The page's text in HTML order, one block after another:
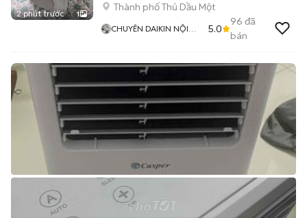
2 phút trước 1
Thành phố Thủ Dầu Một
CHUYÊN DAIKIN NỘI
5.0
96 đã
bán